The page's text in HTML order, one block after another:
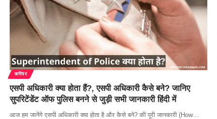
करियर
एसपी अधिकारी क्या होता हैं?, एसपी अधिकारी कैसे बने? जानिए
सुपरिटेंडेंट ऑफ पुलिस बनने से जुड़ी सभी जानकारी हिंदी में
आज हम जानेंगे एसपी अधिकारी क्या होता है और कैसे बने? की पूरी जानकारी (How…